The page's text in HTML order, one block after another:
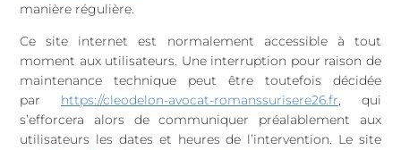
manière régulière.
Ce site internet est normalement accessible à tout
moment aux utilisateurs. Une interruption pour raison de
maintenance technique peut être toutefois décidée
par
https://cleodelon-avocat-romanssurisere26.fr, qui
s’efforcera alors de communiquer préalablement aux
utilisateurs les dates et heures de l’intervention. Le site